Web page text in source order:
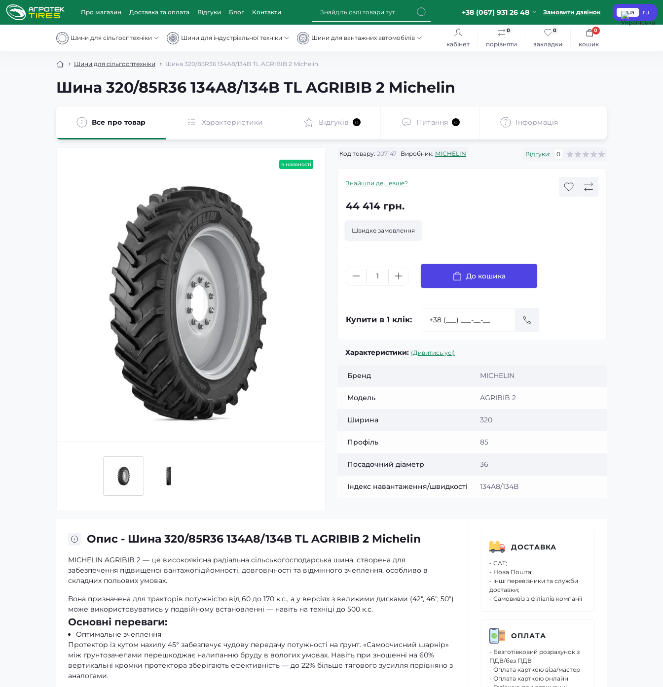
Про магазин Доставка та оплата Відгуки Блог Контакти +38 (067) 931 26 48 Замовити дзвінок ua ru
Шини для сільгосптехніки Шини для індустріальної техніки
Шини для вантажних автомобілів
кабінет
порівняти
0
закладки
0
кошик
0
Шини для сільгосптехніки Шина 320/85R36 134A8/134B TL AGRIBIB 2 Michelin
Шина 320/85R36 134A8/134B TL AGRIBIB 2 Michelin
Все про товар Характеристики Відгуків 0 Питання 0 Iнформація
в наявності
Код товару: 207147 Виробник: MICHELIN Відгуки: 0
Знайшли дешевше?
44 414 грн.
Швидке замовлення
До кошика
Купити в 1 клік:
Характеристики: (Дивитись усі)
Бренд MICHELIN
Модель AGRIBIB 2
Ширина 320
Профіль 85
Посадочний діаметр 36
Індекс навантаження/швидкості 134A8/134B
Опис - Шина 320/85R36 134A8/134B TL AGRIBIB 2 Michelin
MICHELIN AGRIBIB 2 — це високоякісна радіальна сільськогосподарська шина, створена для
забезпечення підвищеної вантажопідйомності, довговічності та відмінного зчеплення, особливо в
складних польових умовах.
Вона призначена для тракторів потужністю від 60 до 170 к.с., а у версіях з великими дисками (42″, 46″, 50″)
може використовуватись у подвійному встановленні — навіть на техніці до 500 к.с.
Основні переваги:
Оптимальне зчеплення
Протектор із кутом нахилу 45° забезпечує чудову передачу потужності на ґрунт. «Самоочисний шарнір»
між ґрунтозачепами перешкоджає налипанню бруду в вологих умовах. Навіть при зношенні на 60%
вертикальні кромки протектора зберігають ефективність — до 22% більше тягового зусилля порівняно з
аналогами.
ДОСТАВКА
- САТ;
- Нова Пошта;
- інші перевізники та служби
доставки;
- Самовивіз з філіалів компанії
ОПЛАТА
- Безготівковий розрахунок з
ПДВ/без ПДВ
- Оплата карткою віза/мастер
- Оплата карткою онлайн